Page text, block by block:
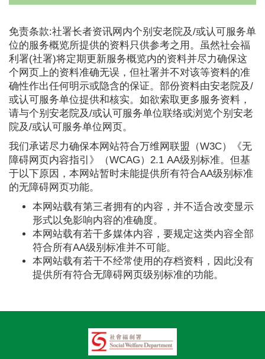
免责条款:社署长者资讯网内个别安老院及/或认可服务单
位的服务概览所提供的资料只供参考之用。虽然社会福
利署(社署)将定期更新服务概览内的资料并尽力确保这
个网页上的资料准确无误，但社署并不对该等资料的准
确性作出任何明示或隐含的保证。部份资料由安老院及/
或认可服务单位提供和核实。如欲索取更多服务资料，
请与个别安老院及/或认可服务单位联络或浏览个别安老
院及/或认可服务单位网页。
我们承诺尽力确保本网站符合万维网联盟（W3C）《无
障碍网页内容指引》（WCAG）2.1 AA级别标准。但基
于以下原因，本网站暂时未能提供所有符合AA级别标准
的无障碍网页功能。
本网站载有第三者拥有的内容，并不适合改变显示
形式以免影响内容的准确度。
本网站载有若干多媒体内容，要规定这类内容全部
符合所有AA级别标准并不可能。
本网站载有若干不经常使用的存档资料，因此没有
提供所有符合无障碍网页级别标准的功能。